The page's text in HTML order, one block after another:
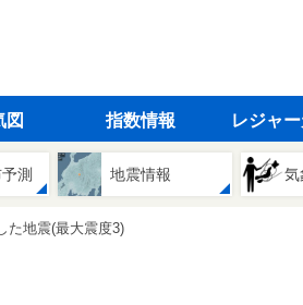
図 指数情報 レジャ
測 地震情報 気
た地震(最大震度3)